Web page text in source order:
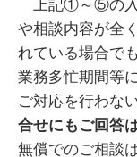
上記①～⑤の入
や相談内容が全
れている場合で
業務多忙期間等
ご対応を行わな
合せにもご回答
無償でのご相談